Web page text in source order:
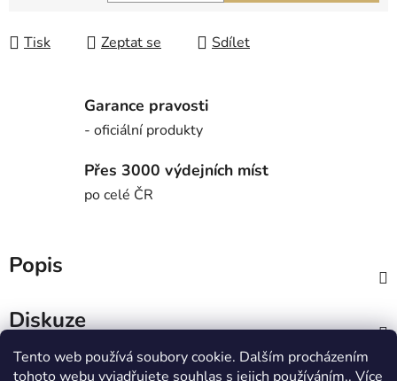
Tento web používá soubory cookie. Dalším procházením
tohoto webu vyjadřujete souhlas s jejich používáním.. Více
Tisk Zeptat se Sdílet
Garance pravosti
- oficiální produkty
Přes 3000 výdejních míst
po celé ČR
Popis
Diskuze